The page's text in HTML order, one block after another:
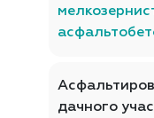
дачного